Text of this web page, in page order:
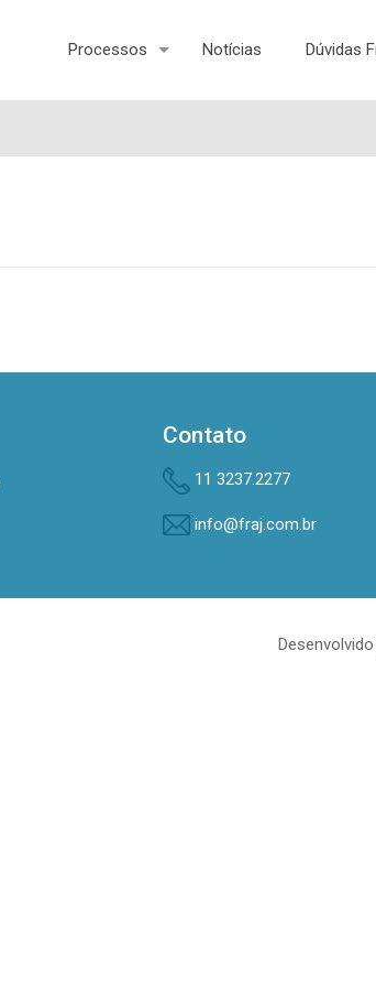
Processos Notícias Dúvidas
Contato
11 3237.2277
info@fraj.com.br